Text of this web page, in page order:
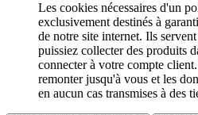
Les cookies nécessaires d'un
exclusivement destinés à
de notre site internet. Ils
puissiez collecter des produits
connecter à votre compte
remonter jusqu'à vous et les
en aucun cas transmises à des